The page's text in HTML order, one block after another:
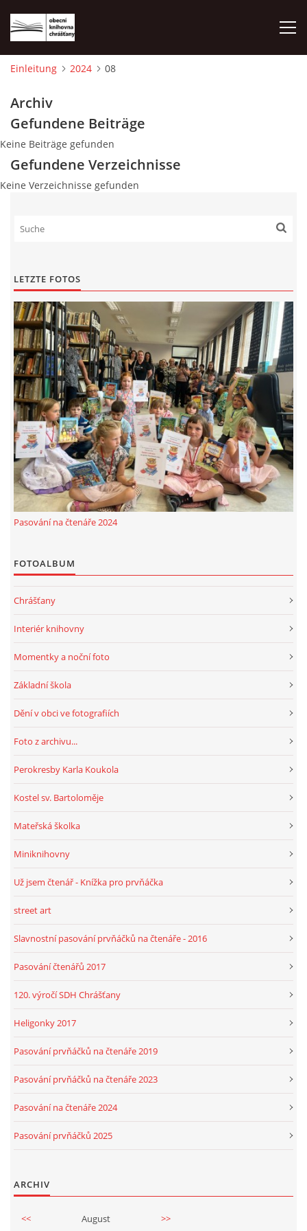
FOTOALBUM
© 2026 eStránky.cz Aktualisiert: 1. 8. 2026
Einleitung 2024 08
Archiv
Gefundene Beiträge
Keine Beiträge gefunden
Gefundene Verzeichnisse
Keine Verzeichnisse gefunden
LETZTE FOTOS
Pasování na čtenáře 2024
FOTOALBUM
Chrášťany
Interiér knihovny
Momentky a noční foto
Základní škola
Dění v obci ve fotografiích
Foto z archivu...
Perokresby Karla Koukola
Kostel sv. Bartoloměje
Mateřská školka
Miniknihovny
Už jsem čtenář - Knížka pro prvňáčka
street art
Slavnostní pasování prvňáčků na čtenáře - 2016
Pasování čtenářů 2017
120. výročí SDH Chrášťany
Heligonky 2017
Pasování prvňáčků na čtenáře 2019
Pasování prvňáčků na čtenáře 2023
Pasování na čtenáře 2024
Pasování prvňáčků 2025
ARCHIV
<< August >>